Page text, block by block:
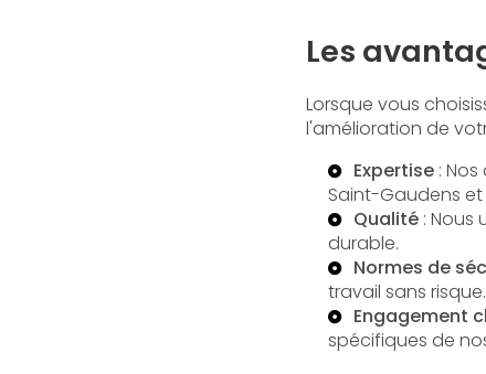
Les
Lorsque vous
l'amélioration de
Expertise :
Saint-Gaudens et
Qualité : Nous
durable.
Normes de
travail sans risque.
Engagement
spécifiques de